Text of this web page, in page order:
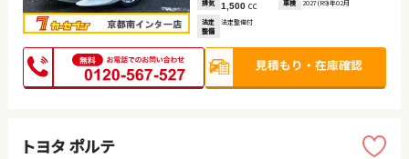
排気 1,500 cc 車検 2027(R9)年02月
法定
整備
法定整備付
トヨタ ポルテ